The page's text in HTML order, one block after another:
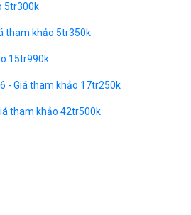
5tr300k
tham khảo 5tr350k
15tr990k
- Giá tham khảo 17tr250k
tham khảo 42tr500k